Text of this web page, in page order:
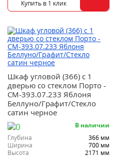
Шкаф угловой (366) с 1
дверью со стеклом Порто -
СМ-393.07.233 Яблоня
Беллуно/Графит/Стекло
сатин черное
В наличии
Глубина
366 мм
Ширина
700 мм
Высота
2171 мм